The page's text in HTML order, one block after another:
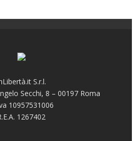
S.r.l.
Secchi, 8 – 00197 Roma
10957531006
1267402